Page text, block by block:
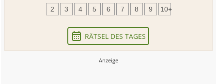
2 3 4 5 6 7 8 9 10+
RÄTSEL DES TAGES